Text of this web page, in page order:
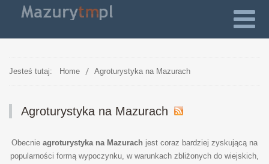
Jesteś tutaj: Home Agroturystyka na Mazurach
Agroturystyka na Mazurach
Obecnie agroturystyka na Mazurach jest coraz bardziej zyskującą na
popularności formą wypoczynku, w warunkach zbliżonych do wiejskich,